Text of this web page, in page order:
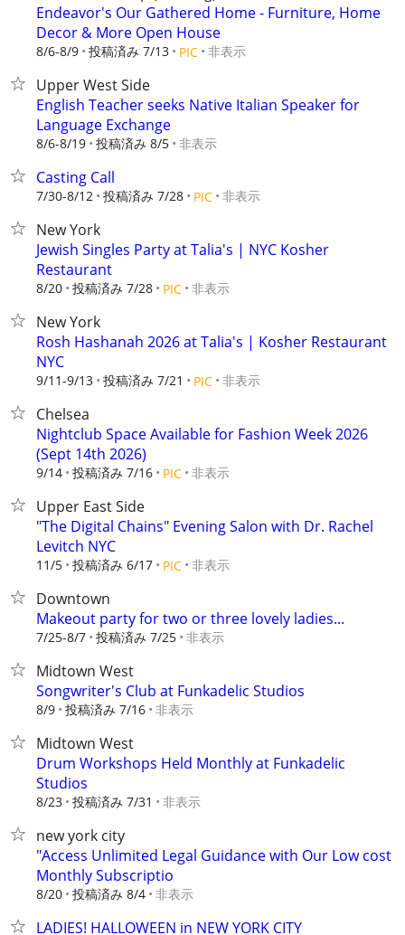
Endeavor's Our Gathered Home - Furniture, Home
Decor & More Open House
8/6-8/9 投稿済み 7/13 PIC 非表示
Upper West Side
English Teacher seeks Native Italian Speaker for
Language Exchange
8/6-8/19 投稿済み 8/5 非表示
Casting Call
7/30-8/12 投稿済み 7/28 PIC 非表示
New York
Jewish Singles Party at Talia's | NYC Kosher
Restaurant
8/20 投稿済み 7/28 PIC 非表示
New York
Rosh Hashanah 2026 at Talia's | Kosher Restaurant
NYC
9/11-9/13 投稿済み 7/21 PIC 非表示
Chelsea
Nightclub Space Available for Fashion Week 2026
(Sept 14th 2026)
9/14 投稿済み 7/16 PIC 非表示
Upper East Side
"The Digital Chains" Evening Salon with Dr. Rachel
Levitch NYC
11/5 投稿済み 6/17 PIC 非表示
Downtown
Makeout party for two or three lovely ladies...
7/25-8/7 投稿済み 7/25 非表示
Midtown West
Songwriter's Club at Funkadelic Studios
8/9 投稿済み 7/16 非表示
Midtown West
Drum Workshops Held Monthly at Funkadelic
Studios
8/23 投稿済み 7/31 非表示
new york city
"Access Unlimited Legal Guidance with Our Low cost
Monthly Subscriptio
8/20 投稿済み 8/4 非表示
LADIES! HALLOWEEN in NEW YORK CITY